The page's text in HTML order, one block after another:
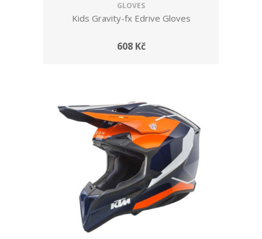
GLOVES
Kids Gravity-fx Edrive Gloves
608 Kč